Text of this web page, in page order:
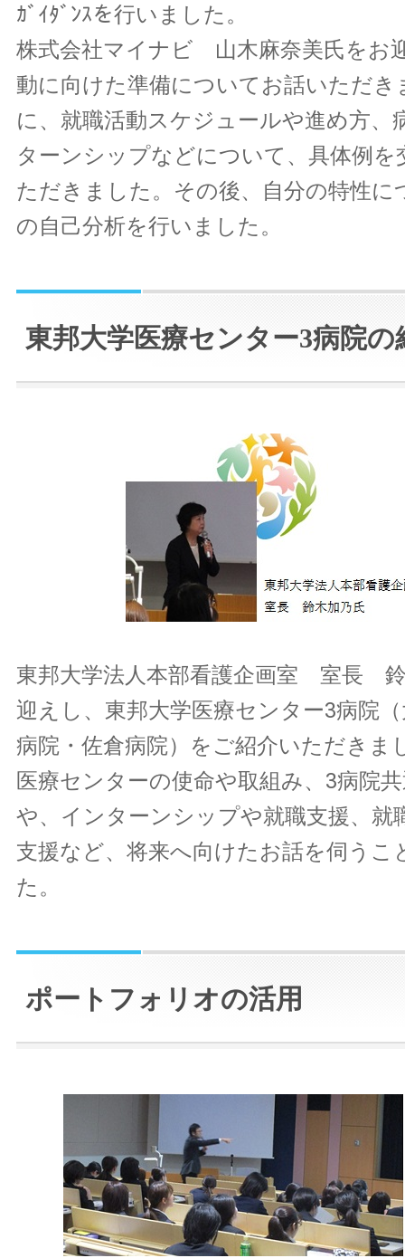
ｶﾞｲﾀﾞﾝｽを行いました。
株式会社マイナビ 山木麻奈美氏をお
動に向けた準備についてお話いただき
に、就職活動スケジュールや進め方、
ターンシップなどについて、具体例を
ただきました。その後、自分の特性に
の自己分析を行いました。
東邦大学医療センター3病院の
東邦大学法人本部看護企画室 室長
迎えし、東邦大学医療センター3病院
病院・佐倉病院）をご紹介いただきま
医療センターの使命や取組み、3病院
や、インターンシップや就職支援、就
支援など、将来へ向けたお話を伺うこ
た。
ポートフォリオの活用